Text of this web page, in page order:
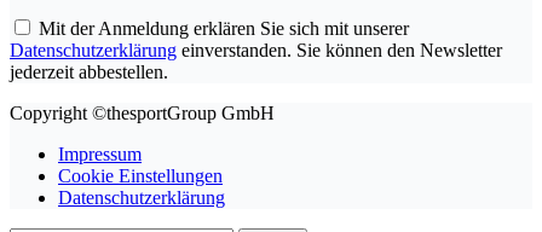
Mit der Anmeldung erklären Sie sich mit unserer
Datenschutzerklärung einverstanden. Sie können den Newsletter
jederzeit abbestellen.
Copyright ©thesportGroup GmbH
Impressum
Cookie Einstellungen
Datenschutzerklärung